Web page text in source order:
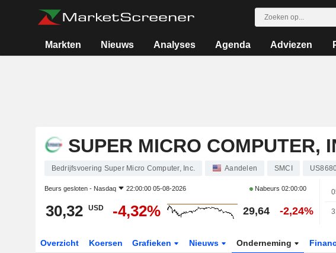
Markten Nieuws Analyses Agenda Adviezen
SUPER MICRO COMPUTER,
Bedrijfsvoering Super Micro Computer, Inc. Aandelen SMCI
Beurs gesloten - Nasdaq 22:00:00 05-08-2026 Nabeurs02:00:00
30,32 USD -4,32% 29,64 -2,24%
Overzicht Koersen Grafieken Nieuws Onderneming